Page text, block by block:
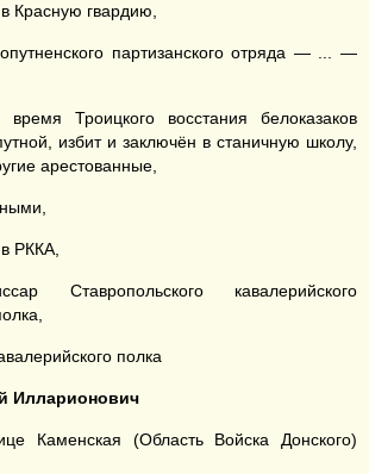
в Красную гвардию,
партизанского отряда — ... —
Троицкого восстания белоказаков
избит и заключён в станичную школу,
арестованные,
в РККА,
Ставропольского кавалерийского
полка
Илларионович
Каменская (Область Войска Донского)